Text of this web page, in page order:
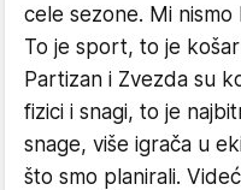
cele sezone. Mi
To je sport, to je
Partizan i Zvezda su
fizici i snagi, to je
snage, više igrača u
što smo planirali.